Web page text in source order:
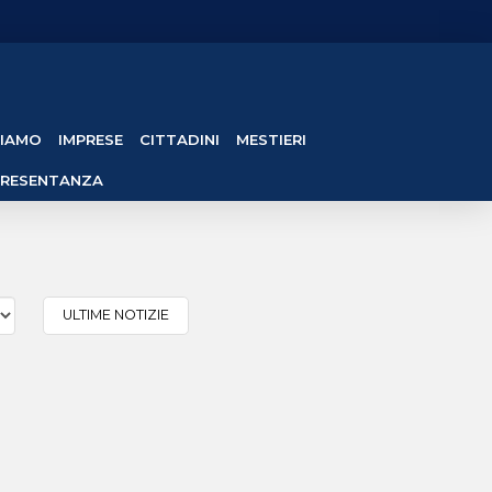
IMPRESE CITTADINI MESTIERI
ULTIME NOTIZIE